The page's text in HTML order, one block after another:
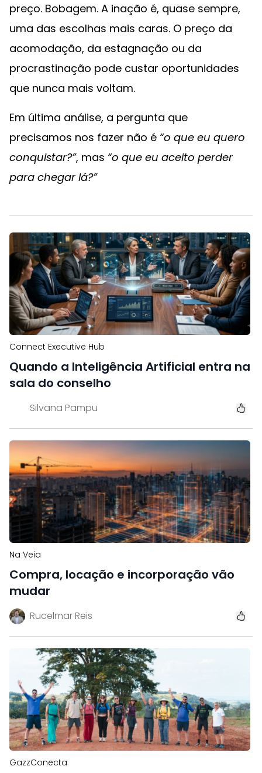
preço. Bobagem. A inação é, quase sempre,
uma das escolhas mais caras. O preço da
acomodação, da estagnação ou da
procrastinação pode custar oportunidades
que nunca mais voltam.
Em última análise, a pergunta que
precisamos nos fazer não é “o que eu quero
conquistar?”, mas “o que eu aceito perder
para chegar lá?”
Connect Executive Hub
Quando a Inteligência Artificial entra na
sala do conselho
Silvana Pampu
Na Veia
Compra, locação e incorporação vão
mudar
Rucelmar Reis
GazzConecta